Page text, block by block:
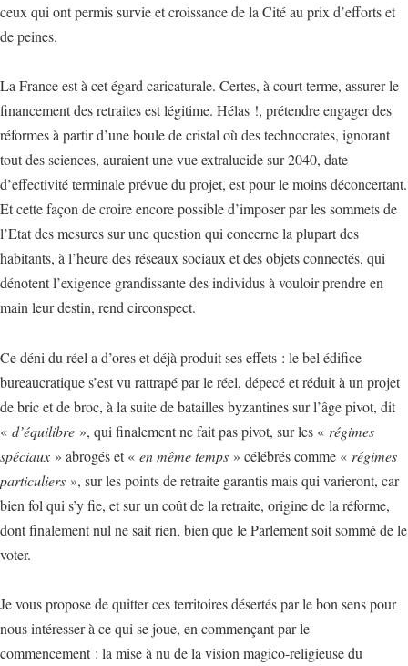
ceux qui ont permis survie et croissance de la Cité au prix d’efforts et
de peines.
La France est à cet égard caricaturale. Certes, à court terme, assurer le
financement des retraites est légitime. Hélas !, prétendre engager des
réformes à partir d’une boule de cristal où des technocrates, ignorant
tout des sciences, auraient une vue extralucide sur 2040, date
d’effectivité terminale prévue du projet, est pour le moins déconcertant.
Et cette façon de croire encore possible d’imposer par les sommets de
l’Etat des mesures sur une question qui concerne la plupart des
habitants, à l’heure des réseaux sociaux et des objets connectés, qui
dénotent l’exigence grandissante des individus à vouloir prendre en
main leur destin, rend circonspect.
Ce déni du réel a d’ores et déjà produit ses effets : le bel édifice
bureaucratique s’est vu rattrapé par le réel, dépecé et réduit à un projet
de bric et de broc, à la suite de batailles byzantines sur l’âge pivot, dit
« d’équilibre », qui finalement ne fait pas pivot, sur les « régimes
spéciaux » abrogés et « en même temps » célébrés comme « régimes
particuliers », sur les points de retraite garantis mais qui varieront, car
bien fol qui s’y fie, et sur un coût de la retraite, origine de la réforme,
dont finalement nul ne sait rien, bien que le Parlement soit sommé de le
voter.
Je vous propose de quitter ces territoires désertés par le bon sens pour
nous intéresser à ce qui se joue, en commençant par le
commencement : la mise à nu de la vision magico-religieuse du